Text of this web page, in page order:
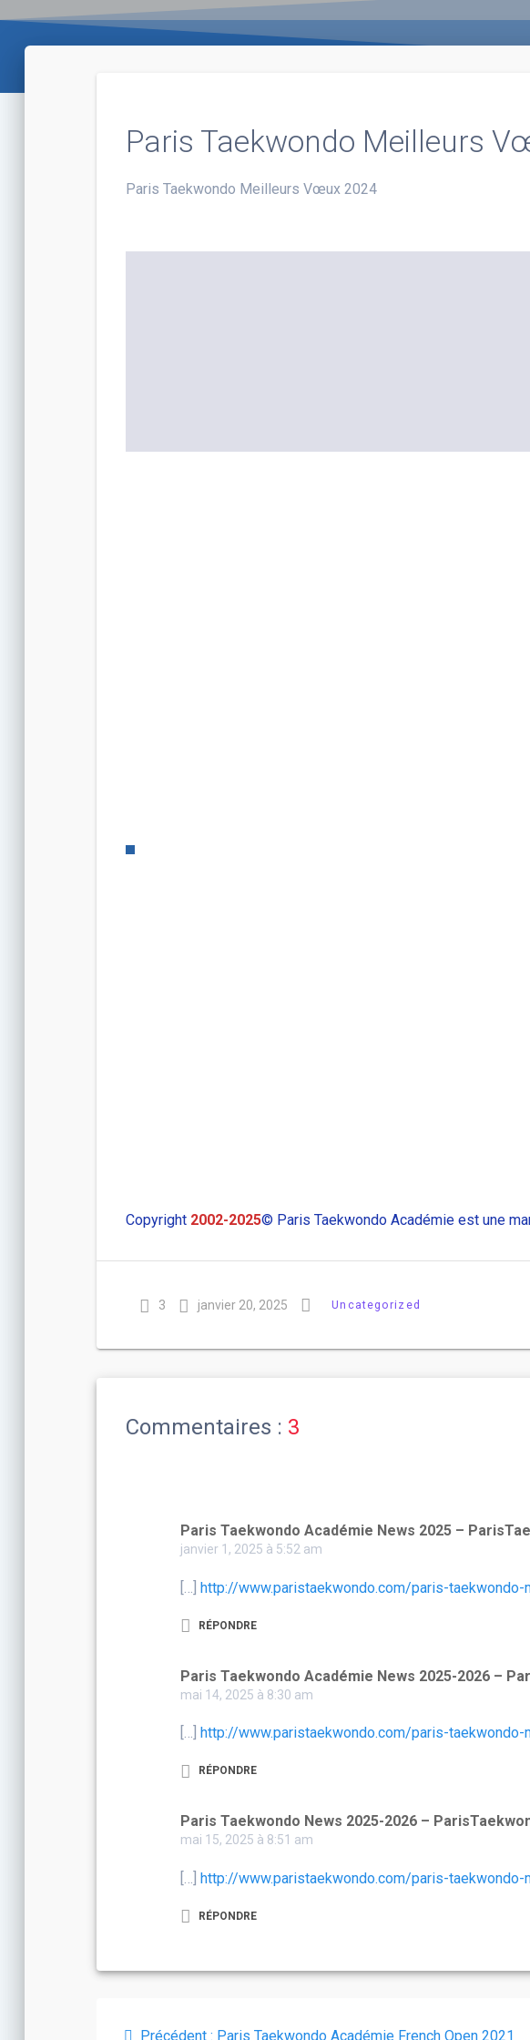
Paris Taekwondo Meilleurs
Paris Taekwondo Meilleurs Vœux 2024
Copyright 2002-2025© Paris Taekwondo Académie est une
3 janvier 20, 2025 Uncategorized
Commentaires : 3
Paris Taekwondo Académie News 2025 –
janvier 1, 2025 à 5:52 am
[…]http://www.paristaekwondo.com/paris-
RÉPONDRE
Paris Taekwondo Académie News 2025-2026 –
mai 14, 2025 à 8:30 am
[…] http://www.paristaekwondo.com/paris-
RÉPONDRE
Paris Taekwondo News 2025-2026 –
mai 15, 2025 à 8:51 am
[…]http://www.paristaekwondo.com/paris-
RÉPONDRE
Navigation
Précédent : Article
Paris Taekwondo Académie French Open 2021